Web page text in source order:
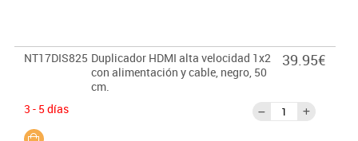
NT17DIS825 Duplicador HDMI alta velocidad 1x2
con alimentación y cable, negro, 50
cm.
3 - 5 días
39.95€